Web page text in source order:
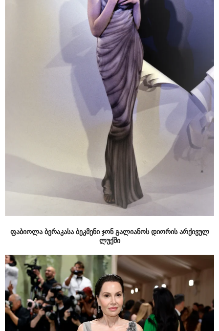
ფაბიოლა ბერაკასა ბეკმენი ჯონ გალიანოს დიორის არქივულ
ლუქში